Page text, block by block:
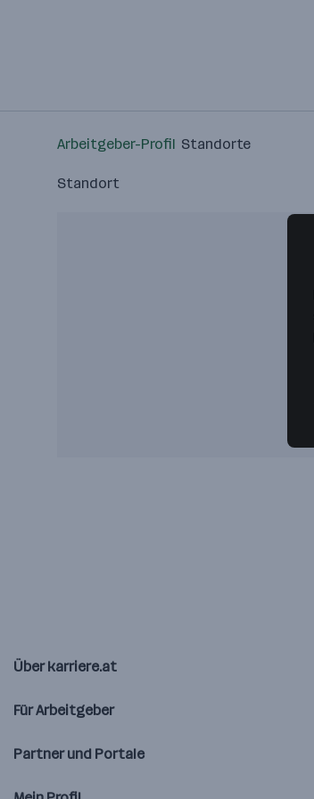
Arbeitgeber-Profil Standorte
Standort
Über karriere.at
Für Arbeitgeber
Partner und Portale